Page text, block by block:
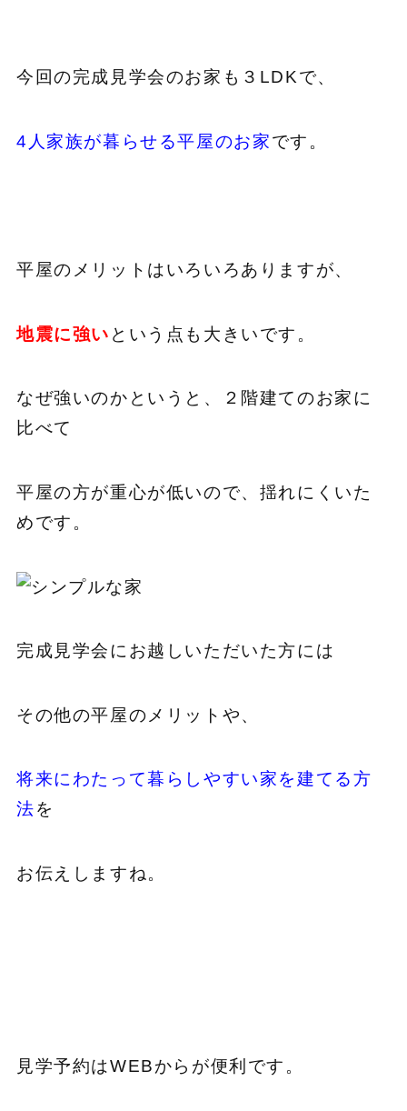
今回の完成見学会のお家も３LDKで、
4人家族が暮らせる平屋のお家です。
平屋のメリットはいろいろありますが、
地震に強い という点も大きいです。
なぜ強いのかというと、２階建てのお家に
比べて
平屋の方が重心が低いので、揺れにくいた
めです。
完成見学会にお越しいただいた方には
その他の平屋のメリットや、
将来にわたって暮らしやすい家を建てる方
法を
お伝えしますね。
見学予約はWEBからが便利です。